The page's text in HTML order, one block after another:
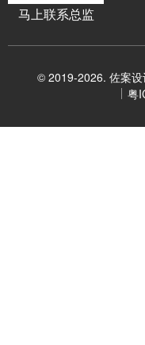
马上联系总监
© 2019-2026. 佐案
粤